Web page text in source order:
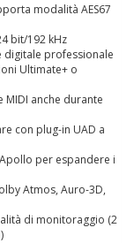
modalità AES67
bit/192 kHz
digitale professionale
Ultimate+ o
anche durante
con plug-in UAD a
per espandere i
Atmos, Auro-3D,
di monitoraggio (2